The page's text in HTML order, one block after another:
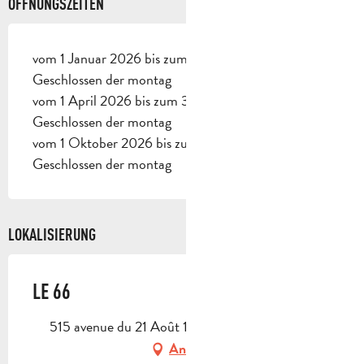
ÖFFNUNGSZEITEN
vom 1 Januar 2026 bis zum 31 März 2026 -
Geschlossen der montag
vom 1 April 2026 bis zum 30 September 2026 -
Geschlossen der montag
vom 1 Oktober 2026 bis zum 24 Dezember 2026 -
Geschlossen der montag
LOKALISIERUNG
LE 66
515 avenue du 21 Août 1944, 13400 Aubagne
Anfahrt